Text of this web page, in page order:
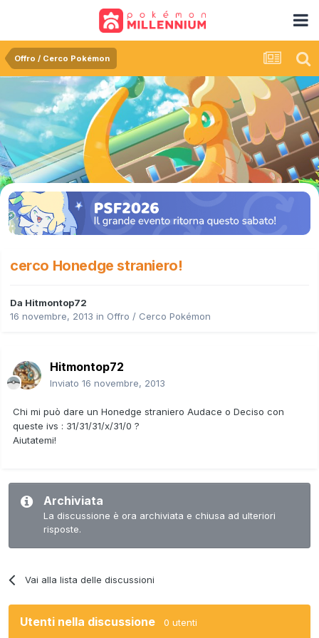
Offro / Cerco Pokémon
cerco Honedge straniero!
Da Hitmontop72
16 novembre, 2013 in Offro / Cerco Pokémon
Hitmontop72
Inviato 16 novembre, 2013
Chi mi può dare un Honedge straniero Audace o Deciso con
queste ivs : 31/31/31/x/31/0 ?
Aiutatemi!
Archiviata
La discussione è ora archiviata e chiusa ad ulteriori
risposte.
Vai alla lista delle discussioni
Utenti nella discussione 0 utenti